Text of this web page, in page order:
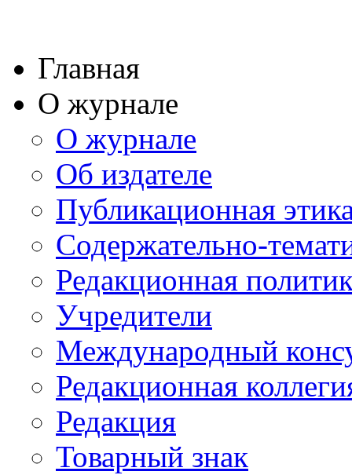
Главная
О журнале
О журнале
Об издателе
Публикационная
Содержательно-
Редакционная
Учредители
Международный
Редакционная
Редакция
Товарный знак